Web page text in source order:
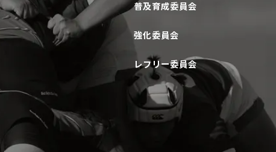
普及育成委員会
強化委員会
レフリー委員会